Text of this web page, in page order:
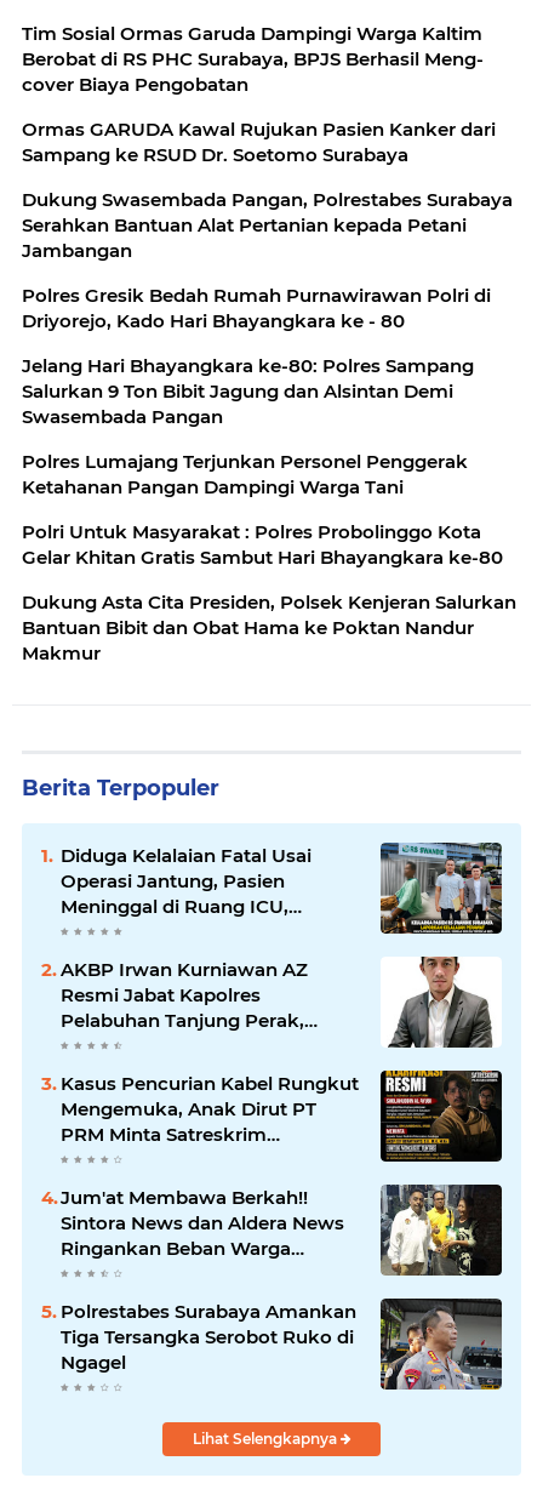
Tim Sosial Ormas Garuda Dampingi Warga Kaltim
Berobat di RS PHC Surabaya, BPJS Berhasil Meng-
cover Biaya Pengobatan
Ormas GARUDA Kawal Rujukan Pasien Kanker dari
Sampang ke RSUD Dr. Soetomo Surabaya
Dukung Swasembada Pangan, Polrestabes Surabaya
Serahkan Bantuan Alat Pertanian kepada Petani
Jambangan
Polres Gresik Bedah Rumah Purnawirawan Polri di
Driyorejo, Kado Hari Bhayangkara ke - 80
Jelang Hari Bhayangkara ke-80: Polres Sampang
Salurkan 9 Ton Bibit Jagung dan Alsintan Demi
Swasembada Pangan
Polres Lumajang Terjunkan Personel Penggerak
Ketahanan Pangan Dampingi Warga Tani
Polri Untuk Masyarakat : Polres Probolinggo Kota
Gelar Khitan Gratis Sambut Hari Bhayangkara ke-80
Dukung Asta Cita Presiden, Polsek Kenjeran Salurkan
Bantuan Bibit dan Obat Hama ke Poktan Nandur
Makmur
Berita Terpopuler
Diduga Kelalaian Fatal Usai
Operasi Jantung, Pasien
Meninggal di Ruang ICU,
Keluarga Tuntut RSUD dr.
Jawab
AKBP Irwan Kurniawan AZ
Resmi Jabat Kapolres
Pelabuhan Tanjung Perak,
Pimpinan Redaksi
Sampaikan Ucapan Selamat
Kasus Pencurian Kabel Rungkut
Mengemuka, Anak Dirut PT
PRM Minta Satreskrim
Polrestabes Surabaya Usut
Jum'at Membawa Berkah!!
Sintora News dan Aldera News
Ringankan Beban Warga
Bangkitkan Pelaku UMKM
Polrestabes Surabaya Amankan
Tiga Tersangka Serobot Ruko di
Ngagel
Lihat Selengkapnya